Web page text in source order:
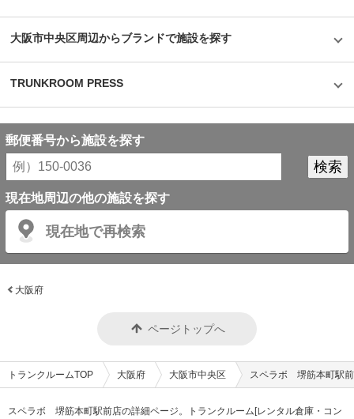
大阪市中央区周辺からブランドで施設を探す
TRUNKROOM PRESS
郵便番号から施設を探す
現在地周辺の他の施設を探す
現在地で再検索
大阪府
ページトップへ
トランクルームTOP 大阪府 大阪市中央区 スペラボ 堺筋本町駅
スペラボ 堺筋本町駅前店の詳細ページ。トランクルーム[レンタル倉庫・コン